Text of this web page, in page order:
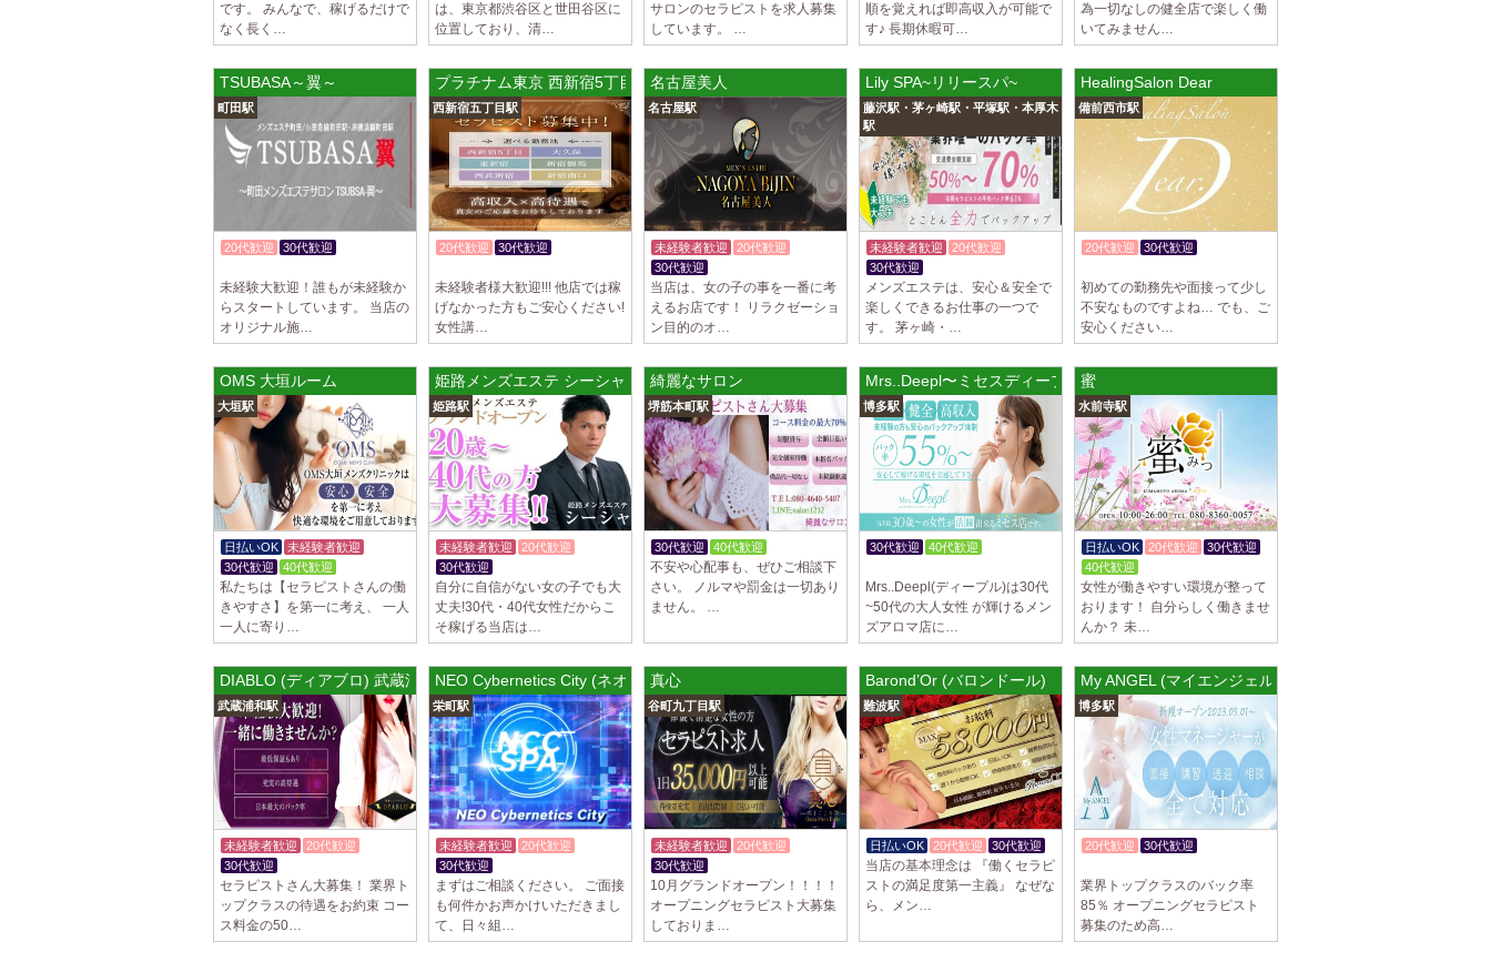
です。 みんなで、稼げるだけで
なく長く…
は、東京都渋谷区と世田谷区に
位置しており、清…
サロンのセラピストを求人募集
しています。 …
順を覚えれば即高収入が可能で
す♪ 長期休暇可…
為一切なしの健全店で楽しく働
いてみません…
TSUBASA～翼～
町田駅
20代歓迎
30代歓迎
未経験大歓迎！誰もが未経験か
らスタートしています。 当店の
オリジナル施…
プラチナム東京 西新宿5丁目ルーム
西新宿五丁目駅
20代歓迎
30代歓迎
未経験者様大歓迎!!! 他店では稼
げなかった方もご安心ください!
女性講…
名古屋美人
名古屋駅
未経験者歓迎
20代歓迎
30代歓迎
当店は、女の子の事を一番に考
えるお店です！ リラクゼーショ
ン目的のオ…
Lily SPA~リリースパ~
藤沢駅・茅ヶ崎駅・平塚駅・本厚木
駅
未経験者歓迎
20代歓迎
30代歓迎
メンズエステは、安心＆安全で
楽しくできるお仕事の一つで
す。 茅ヶ崎・…
HealingSalon Dear
備前西市駅
20代歓迎
30代歓迎
初めての勤務先や面接って少し
不安なものですよね… でも、ご
安心ください…
OMS 大垣ルーム
大垣駅
日払いOK
未経験者歓迎
30代歓迎
40代歓迎
私たちは【セラピストさんの働
きやすさ】を第一に考え、 一人
一人に寄り…
姫路メンズエステ シーシャ
姫路駅
未経験者歓迎
20代歓迎
30代歓迎
自分に自信がない女の子でも大
丈夫!30代・40代女性だからこ
そ稼げる当店は…
綺麗なサロン
堺筋本町駅
30代歓迎 40代歓迎
不安や心配事も、ぜひご相談下
さい。 ノルマや罰金は一切あり
ません。 …
Mrs..Deepl〜ミセスディープル
博多駅
30代歓迎
40代歓迎
Mrs..Deepl(ディープル)は30代
~50代の大人女性 が輝けるメン
ズアロマ店に…
蜜
水前寺駅
日払いOK 20代歓迎
30代歓迎
40代歓迎
女性が働きやすい環境が整って
おります！ 自分らしく働きませ
んか？ 未…
DIABLO (ディアブロ) 武蔵浦和ルーム
武蔵浦和駅
未経験者歓迎
20代歓迎
30代歓迎
セラピストさん大募集！ 業界ト
ップクラスの待遇をお約束 コー
ス料金の50…
NEO Cybernetics City (ネオ・サイバネティクス・シティ) 千葉栄町ルーム
栄町駅
未経験者歓迎
20代歓迎
30代歓迎
まずはご相談ください。 ご面接
も何件かお声かけいただきまし
て、日々組…
真心
谷町九丁目駅
未経験者歓迎
20代歓迎
30代歓迎
10月グランドオープン！！！！
オープニングセラピスト大募集
しておりま…
Barond’Or (バロンドール)
難波駅
日払いOK 20代歓迎 30代歓迎
当店の基本理念は 『働くセラピ
ストの満足度第一主義』 なぜな
ら、メン…
My ANGEL (マイエンジェル)
博多駅
20代歓迎
30代歓迎
業界トップクラスのバック率
85％ オープニングセラピスト
募集のため高…